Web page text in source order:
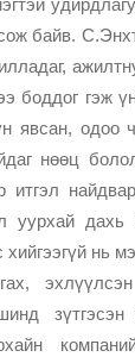
байв.
боддог гэж
явсан, одоо
нөөц
итгэл
уурхай дахь
хийгээгүй нь